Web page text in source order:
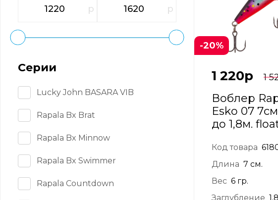
р р
Серии
Lucky John BASARA VIB
Rapala Bx Brat
Rapala Bx Minnow
Rapala Bx Swimmer
Rapala Countdown
-20%
1 220р 1
Воблер
Esko 07
до 1,8м.
Код товара
Длина 7 см.
Вес 6 гр.
Заглубление